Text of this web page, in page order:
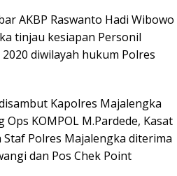
AKBP Raswanto Hadi Wibowo
tinjau kesiapan Personil
diwilayah hukum Polres
Kapolres Majalengka
KOMPOL M.Pardede, Kasat
Polres Majalengka diterima
dan Pos Chek Point